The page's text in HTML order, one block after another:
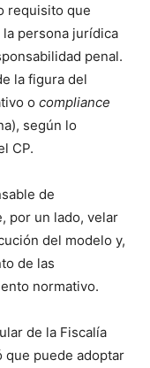
requisito que
persona jurídica
penal.
la figura del
o compliance
según lo
CP.
de
por un lado, velar
del modelo y,
de las
normativo.
de la Fiscalía
que puede adoptar